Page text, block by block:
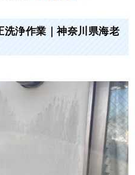
浄作業｜神奈川県海老